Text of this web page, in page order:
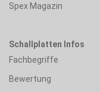
Spex Magazin
Schallplatten Infos
Fachbegriffe
Bewertung